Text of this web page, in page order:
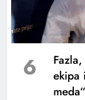
6
ekipa
meda“